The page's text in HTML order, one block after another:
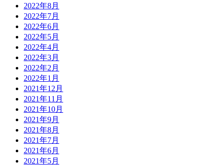
2022年8月
2022年7月
2022年6月
2022年5月
2022年4月
2022年3月
2022年2月
2022年1月
2021年12月
2021年11月
2021年10月
2021年9月
2021年8月
2021年7月
2021年6月
2021年5月